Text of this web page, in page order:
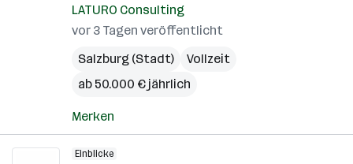
LATURO Consulting
vor 3 Tagen veröffentlicht
Salzburg (Stadt)
Vollzeit
ab 50.000 € jährlich
Merken
Einblicke